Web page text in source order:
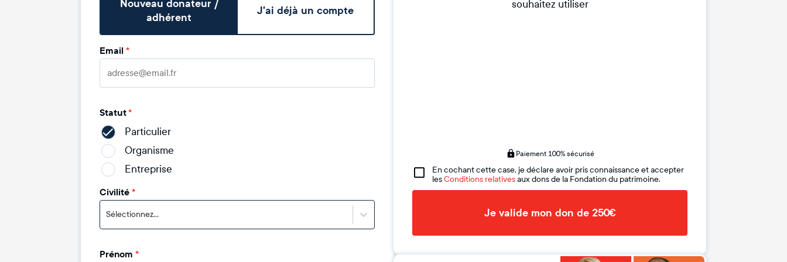
Nouveau donateur /
adhérent
J'ai déjà un compte
Email *
Statut*
Particulier
Organisme
Entreprise
Civilité*
Sélectionnez...
Prénom *
souhaitez utiliser
Paiement 100% sécurisé
En cochant cette case, je déclare avoir pris connaissance et accepter
lesConditions relativesaux dons de la Fondation du patrimoine.
Je valide mon don de 250€